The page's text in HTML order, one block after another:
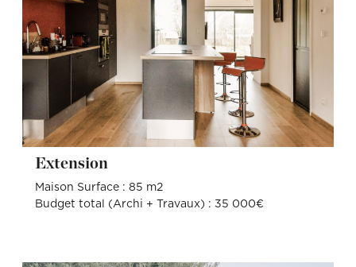
Extension
Maison Surface : 85 m2
Budget total (Archi + Travaux) : 35 000€